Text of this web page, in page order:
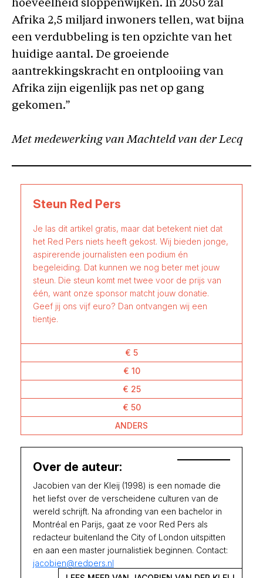
hoeveelheid sloppenwijken. In 2050 zal
Afrika 2,5 miljard inwoners tellen, wat bijna
een verdubbeling is ten opzichte van het
huidige aantal. De groeiende
aantrekkingskracht en ontplooiing van
Afrika zijn eigenlijk pas net op gang
gekomen.”
Met medewerking van Machteld van der Lecq
Steun Red Pers
Je las dit artikel gratis, maar dat betekent niet dat
het Red Pers niets heeft gekost. Wij bieden jonge,
aspirerende journalisten een podium én
begeleiding. Dat kunnen we nog beter met jouw
steun. Die steun komt met twee voor de prijs van
één, want onze sponsor matcht jouw donatie.
Geef jij ons vijf euro? Dan ontvangen wij een
tientje.
€ 5
€ 10
€ 25
€ 50
ANDERS
Over de auteur:
Jacobien van der Kleij (1998) is een nomade die
het liefst over de verscheidene culturen van de
wereld schrijft. Na afronding van een bachelor in
Montréal en Parijs, gaat ze voor Red Pers als
redacteur buitenland the City of London uitspitten
en aan een master journalistiek beginnen. Contact:
jacobien@redpers.nl